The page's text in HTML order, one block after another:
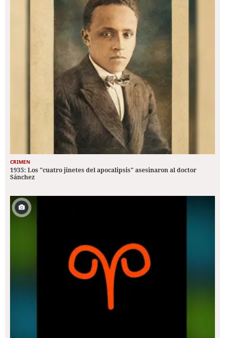
CRIMEN
1935: Los "cuatro jinetes del apocalipsis" asesinaron al doctor
Sánchez